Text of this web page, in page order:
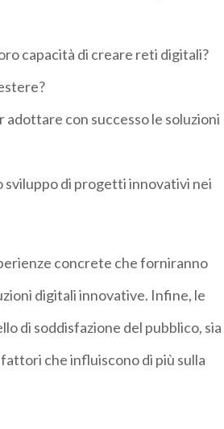
capacità di creare reti digitali?
adottare con successo le soluzioni
sviluppo di progetti innovativi nei
concrete che forniranno
digitali innovative. Infine, le
di soddisfazione del pubblico, sia
che influiscono di più sulla